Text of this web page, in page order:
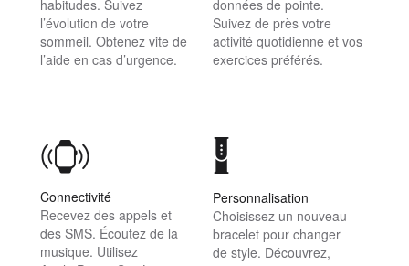
habitudes. Suivez
l’évolution de votre
sommeil. Obtenez vite de
l’aide en cas d’urgence.
données de pointe.
Suivez de près votre
activité quotidienne et vos
exercices préférés.
Connectivité
Recevez des appels et
des SMS. Écoutez de la
musique. Utilisez
Personnalisation
Choisissez un nouveau
bracelet pour changer
de style. Découvrez,